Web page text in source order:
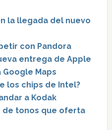
la llegada del nuevo
con Pandora
entrega de Apple
Maps
los chips de Intel?
a Kodak
de tonos que oferta